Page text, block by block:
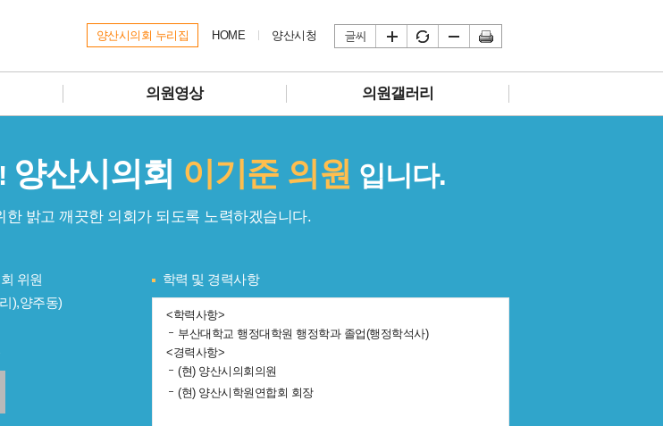
양산시의회 누리집 HOME 양산시청
의원영상 의원갤러리
양산시의회 이기준 의원 입니다.
한 밝고 깨끗한 의회가 되도록 노력하겠습니다.
위원
),양주동)
학력 및 경력사항
<학력사항>
부산대학교 행정대학원 행정학과 졸업(행정학석사)
<경력사항>
(현) 양산시의회의원
(현) 양산시학원연합회 회장